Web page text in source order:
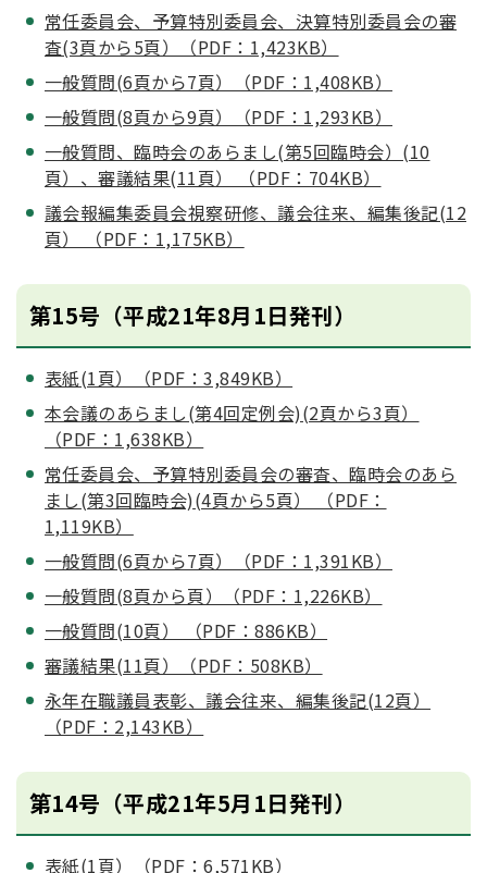
常任委員会、予算特別委員会、決算特別委員会の審
査(3頁から5頁）（PDF：1,423KB）
一般質問(6頁から7頁）（PDF：1,408KB）
一般質問(8頁から9頁）（PDF：1,293KB）
一般質問、臨時会のあらまし(第5回臨時会）(10
頁）、審議結果(11頁） （PDF：704KB）
議会報編集委員会視察研修、議会往来、編集後記(12
頁） （PDF：1,175KB）
第15号（平成21年8月1日発刊）
表紙(1頁）（PDF：3,849KB）
本会議のあらまし(第4回定例会)(2頁から3頁）
（PDF：1,638KB）
常任委員会、予算特別委員会の審査、臨時会のあら
まし(第3回臨時会)(4頁から5頁） （PDF：
1,119KB）
一般質問(6頁から7頁）（PDF：1,391KB）
一般質問(8頁から頁）（PDF：1,226KB）
一般質問(10頁） （PDF：886KB）
審議結果(11頁）（PDF：508KB）
永年在職議員表彰、議会往来、編集後記(12頁）
（PDF：2,143KB）
第14号（平成21年5月1日発刊）
表紙(1頁）（PDF：6,571KB）